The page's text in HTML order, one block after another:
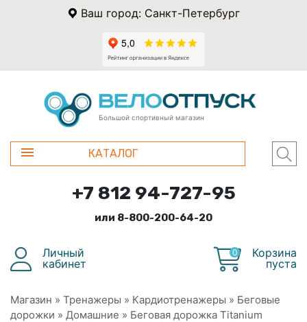
Ваш город: Санкт-Петербург
Большой спортивный магазин
КАТАЛОГ
+7 812 94-727-95
или 8-800-200-64-20
Личный
кабинет
0
Корзина
пуста
Магазин » Тренажеры » Кардиотренажеры » Беговые
дорожки » Домашние » Беговая дорожка Titanium